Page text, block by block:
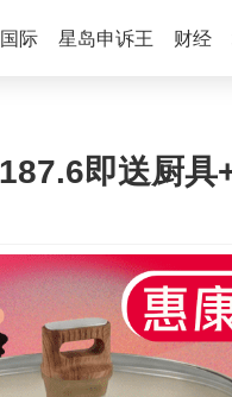
国际 星岛申诉王 财经
即送厨